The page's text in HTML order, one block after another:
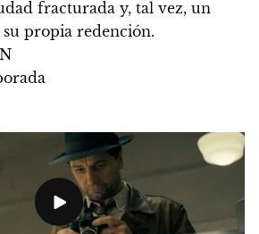
fracturada y, tal vez, un
propia redención.